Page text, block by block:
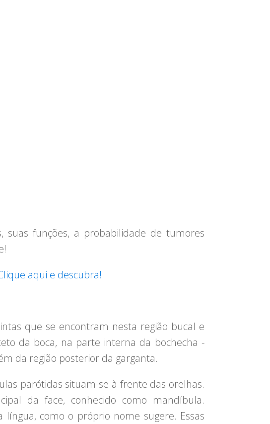
suas funções, a probabilidade de tumores
aqui e descubra!
que se encontram nesta região bucal e
da boca, na parte interna da bochecha -
da região posterior da garganta.
parótidas situam-se à frente das orelhas.
da face, conhecido como mandíbula.
como o próprio nome sugere. Essas